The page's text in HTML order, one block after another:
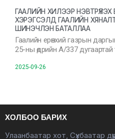
ГААЛИЙН ХИЛЭЭР
ХЭРЭГСЭЛД ГААЛИЙН
ШИНЭЧЛЭН БАТАЛЛАА
Гаалийн ерөнхий газрын
25-ны өдрийн А/337
2025-09-26
ХОЛБОО БАРИХ
Улаанбаатар хот, Сүхбаатар